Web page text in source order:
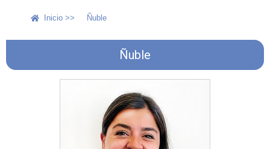
Inicio >> Ñuble
Ñuble